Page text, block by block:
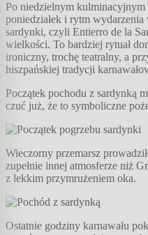
Po niedzielnym
poniedziałek i rytm
sardynki, czyli Entierro de la
wielkości. To bardziej rytuał
ironiczny, trochę teatralny, a
hiszpańskiej tradycji
Początek pochodu z sardynką
czuć już, że to symboliczne
Wieczorny przemarsz
zupełnie innej atmosferze niż
z lekkim przymrużeniem oka.
Ostatnie godziny karnawału